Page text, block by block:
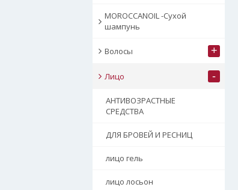
MOROCCANOIL -Сухой
шампунь
Волосы +
Лицо -
АНТИВОЗРАСТНЫЕ
СРЕДСТВА
ДЛЯ БРОВЕЙ И РЕСНИЦ
лицо гель
лицо лосьон